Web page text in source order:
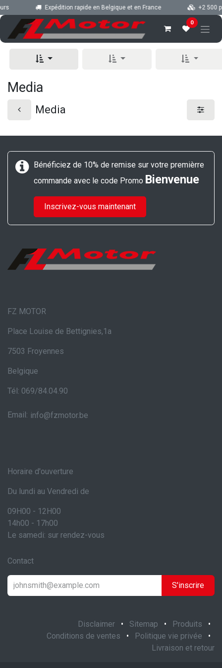
Se rendre au contenuExpédition rapide en Belgique et en France +2 500
0
Media
Media
Bénéficiez de 10% de remise sur votre premièrre
commande avec le code Promo Bienvenue
Inscrivez-vous maintenant
FZ MOTOR
Place Louise de Bettignies,1a
7503 Froyennes
Belgique
Tél: 069/84.04.90
Email: info@fzmotor.be
Horaire d'ouverture
Du lundi au Vendredi de
09H00 - 12H00
14h00 - 17h00
Le samedi: sur rendez-vous
Contact
S'inscrire
Disclaimer • Sitemap • Produits
•
Conditions de ventes
• Politique vie privée
•
Livraison et retour